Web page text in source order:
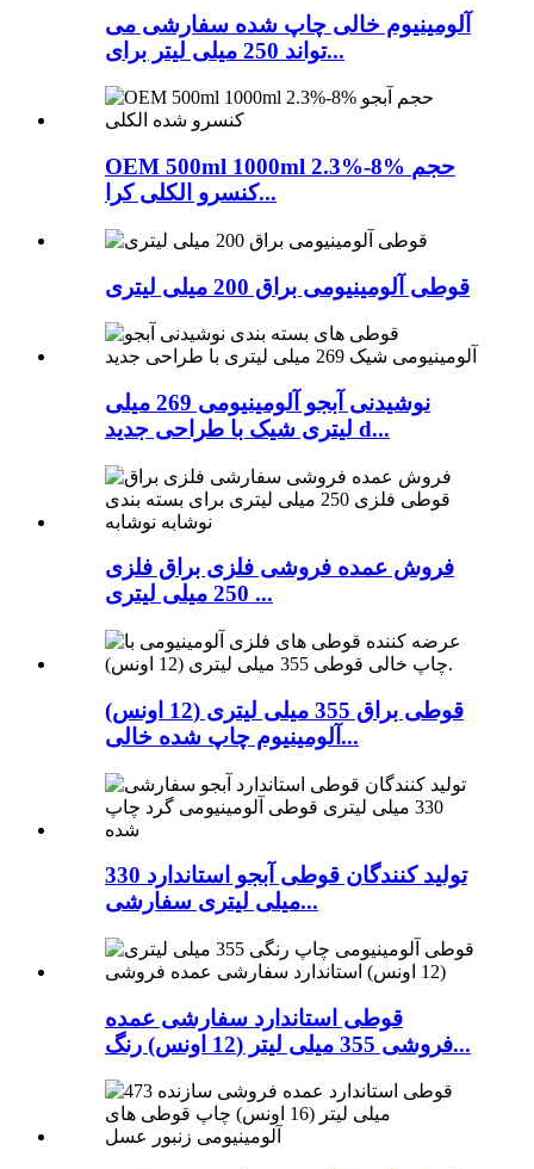
آلومینیوم خالی چاپ شده سفارشی می
تواند 250 میلی لیتر برای...
OEM 500ml 1000ml 2.3%-8% حجم
کنسرو الکلی کرا...
قوطی آلومینیومی براق 200 میلی لیتری
نوشیدنی آبجو آلومینیومی 269 میلی
لیتری شیک با طراحی جدید d...
فروش عمده فروشی فلزی براق فلزی
250 میلی لیتری ...
قوطی براق 355 میلی لیتری (12 اونس)
آلومینیوم چاپ شده خالی...
تولید کنندگان قوطی آبجو استاندارد 330
میلی لیتری سفارشی...
قوطی استاندارد سفارشی عمده
فروشی 355 میلی لیتر (12 اونس) رنگ...